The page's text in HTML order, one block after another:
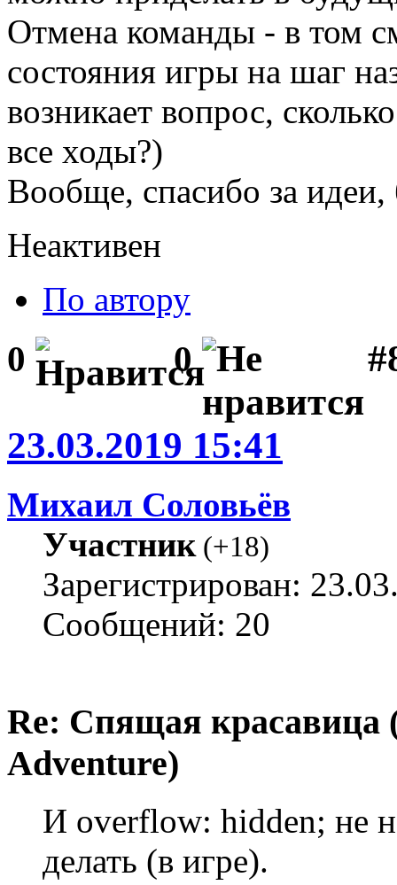
Отмена команды - в том
состояния игры на шаг
возникает вопрос,
все ходы?)
Вообще, спасибо за идеи,
Неактивен
По автору
0 0
23.03.2019 15:41
Михаил Соловьёв
Участник(+18)
Зарегистрирован:
Сообщений: 20
Re: Спящая красавица
Adventure)
И overflow: hidden; не
делать (в игре).